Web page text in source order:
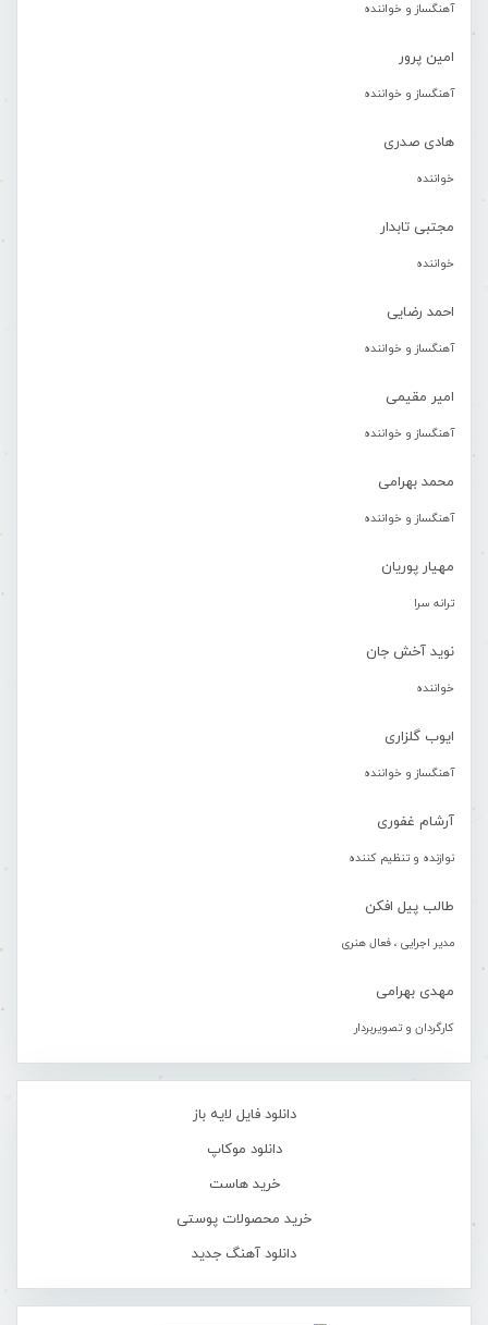
آهنگساز و خواننده
امین پرور
آهنگساز و خواننده
هادی صدری
خواننده
مجتبی تابدار
خواننده
احمد رضایی
آهنگساز و خواننده
امیر مقیمی
آهنگساز و خواننده
محمد بهرامی
آهنگساز و خواننده
مهیار پوریان
ترانه سرا
نوید آخش جان
خواننده
ایوب گلزاری
آهنگساز و خواننده
آرشام غفوری
نوازنده و تنظیم کننده
طالب پیل افکن
مدیر اجرایی ، فعال هنری
مهدی بهرامی
کارگردان و تصویربردار
دانلود فایل لایه باز
دانلود موکاپ
خرید هاست
خرید محصولات پوستی
دانلود آهنگ جدید